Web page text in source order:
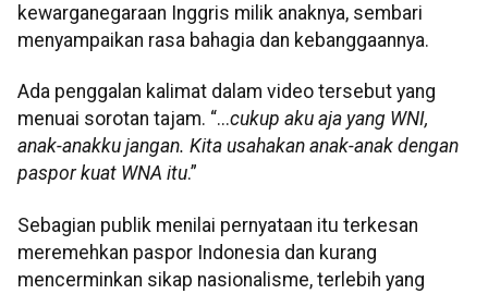
kewarganegaraan Inggris milik anaknya, sembari
menyampaikan rasa bahagia dan kebanggaannya.
Ada penggalan kalimat dalam video tersebut yang
menuai sorotan tajam. “...cukup aku aja yang WNI,
anak-anakku jangan. Kita usahakan anak-anak dengan
paspor kuat WNA itu.”
Sebagian publik menilai pernyataan itu terkesan
meremehkan paspor Indonesia dan kurang
mencerminkan sikap nasionalisme, terlebih yang